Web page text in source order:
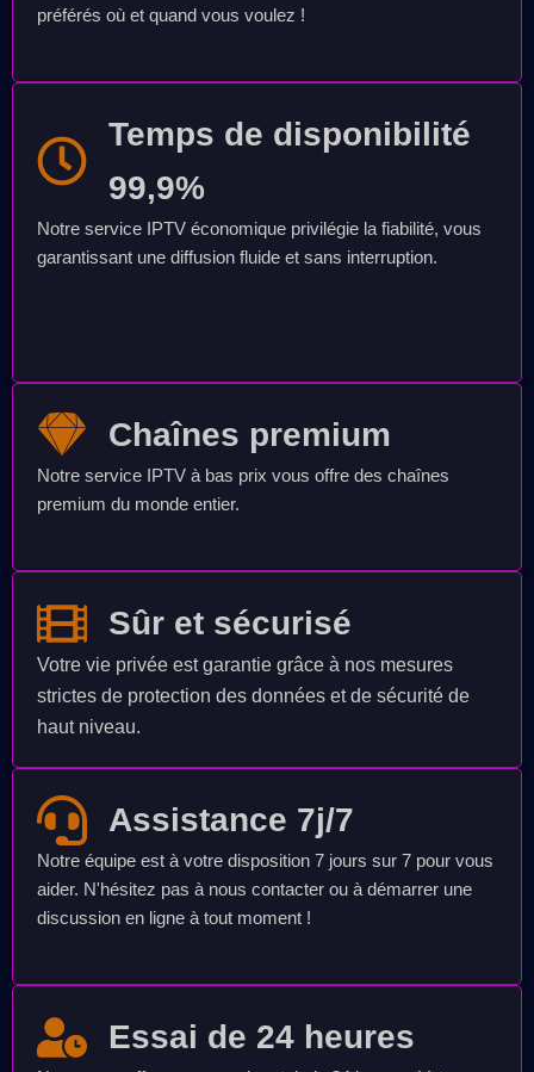
préférés où et quand vous voulez !
Temps de disponibilité
99,9%
Notre service IPTV économique privilégie la fiabilité, vous
garantissant une diffusion fluide et sans interruption.
Chaînes premium
Notre service IPTV à bas prix vous offre des chaînes
premium du monde entier.
Sûr et sécurisé
Votre vie privée est garantie grâce à nos mesures
strictes de protection des données et de sécurité de
haut niveau.
Assistance 7j/7
Notre équipe est à votre disposition 7 jours sur 7 pour vous
aider. N'hésitez pas à nous contacter ou à démarrer une
discussion en ligne à tout moment !
Essai de 24 heures